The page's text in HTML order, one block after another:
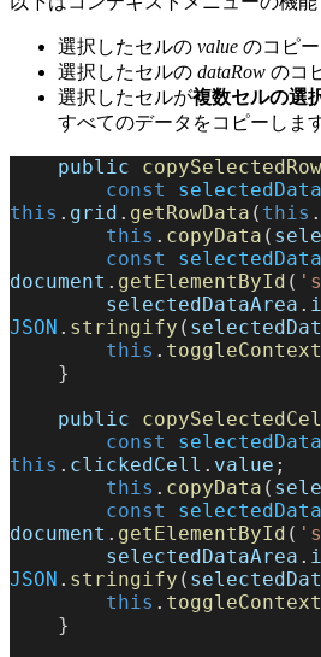
選択したセルの value のコピー
選択したセルの dataRow のコ
選択したセルが複数セルの選
すべてのデータをコピーします
    public
        const
selectedData
this . grid . getRowData ( this .
        this
. copyData (
        const
document . getElementById (
        selectedDataArea
.
JSON . stringify (
        this
.
    }
    public
        const
selectedData
this . clickedCell . value ;
        this
. copyData (
        const
document . getElementById (
        selectedDataArea
.
JSON . stringify (
        this
.
    }